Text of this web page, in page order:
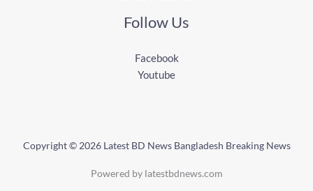
Follow Us
Facebook
Youtube
Copyright © 2026 Latest BD News Bangladesh Breaking News
Powered by latestbdnews.com